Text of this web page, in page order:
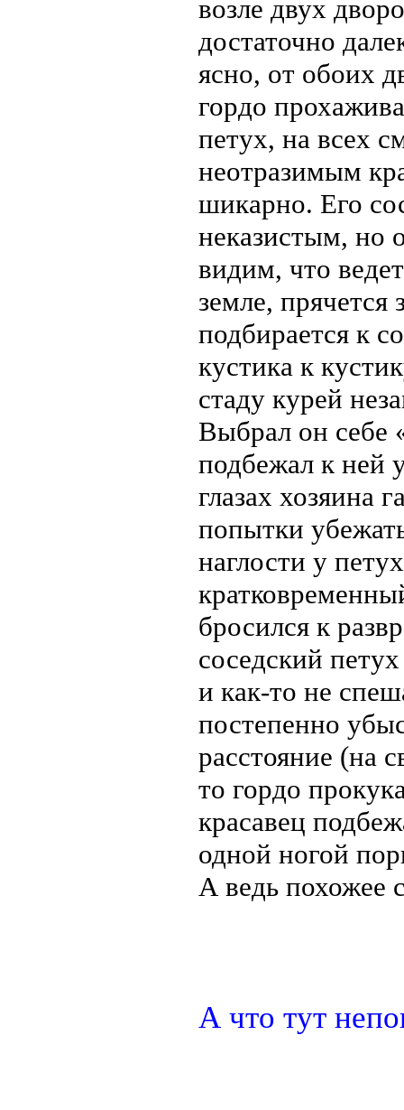
возле двух
достаточно
ясно, от обоих
гордо
петух, на всех
неотразимым
шикарно. Его
неказистым, но
видим, что
земле, прячется
подбирается к
кустика к
стаду курей
Выбрал он себе
подбежал к ней
глазах хозяина
попытки
наглости у
бросился к
соседский
и как-то не
постепенно
расстояние (на
то гордо
красавец
одной ногой
А ведь похожее
А что тут